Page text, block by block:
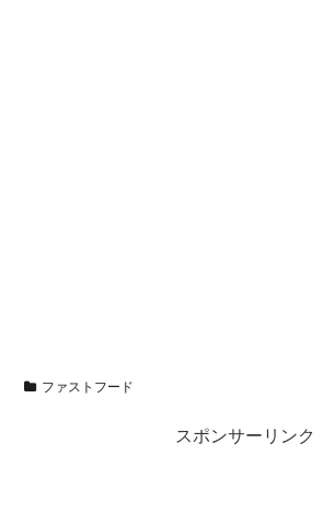
ファストフード
スポンサーリンク